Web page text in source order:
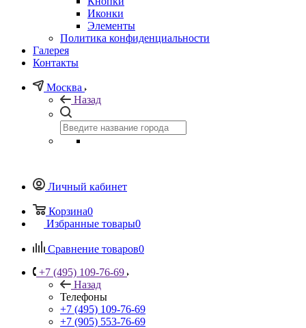
Иконки
Элементы
Политика конфиденциальности
Галерея
Контакты
Москва
Назад
Личный кабинет
Корзина0
Избранные товары0
Сравнение товаров0
+7 (495) 109-76-69
Назад
Телефоны
+7 (495) 109-76-69
+7 (905) 553-76-69